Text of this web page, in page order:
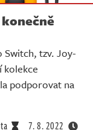
Switch, tzv. Joy-
kolekce
podporovat na
7. 8. 2022